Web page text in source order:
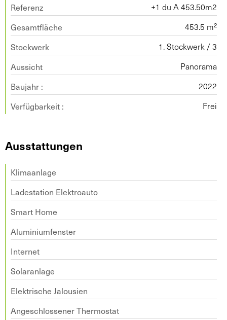
Referenz +1 du A 453.50m2
Gesamtfläche 453.5 m²
Stockwerk 1. Stockwerk / 3
Aussicht Panorama
Baujahr : 2022
Verfügbarkeit : Frei
Ausstattungen
Klimaanlage
Ladestation Elektroauto
Smart Home
Aluminiumfenster
Internet
Solaranlage
Elektrische Jalousien
Angeschlossener Thermostat